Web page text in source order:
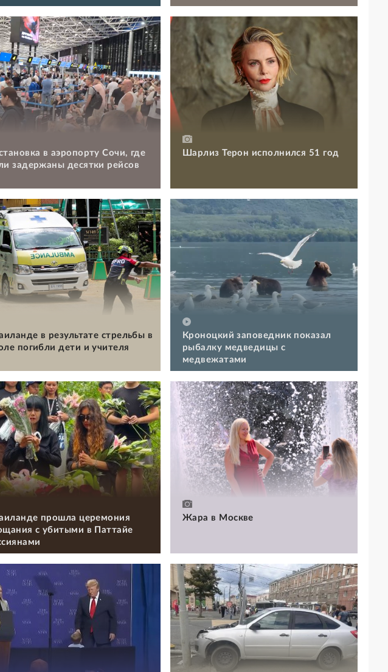
в аэропорту Сочи, где
задержаны десятки рейсов
Шарлиз Терон исполнился 51 год
в результате стрельбы в
погибли дети и учителя
Кроноцкий заповедник показал
рыбалку медведицы с
медвежатами
прошла церемония
с убитыми в Паттайе
Жара в Москве